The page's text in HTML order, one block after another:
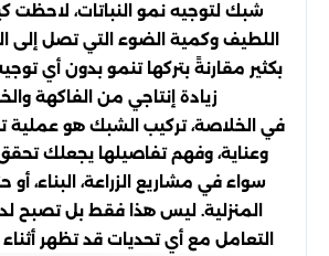
شبك لتوجيه نمو النباتات، لاحظت
اللطيف وكمية الضوء التي تصل إلى
بكثير مقارنةً بتركها تنمو بدون أي
زيادة إنتاجي من الفاكهة
في الخلاصة، تركيب الشبك هو عملية
وعناية، وفهم تفاصيلها يجعلك
سواء في مشاريع الزراعة، البناء،
المنزلية. ليس هذا فقط بل تصبح
التعامل مع أي تحديات قد تظهر